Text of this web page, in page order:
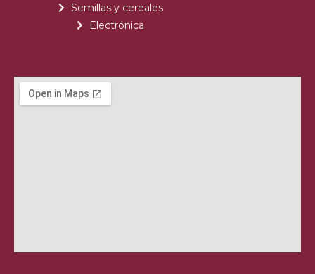
Semillas y cereales
Electrónica